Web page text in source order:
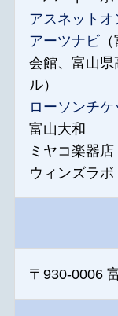
アスネットオ
アーツナビ（
会館、富山
ル）
ローソンチケ
富山大和
ミヤコ楽器店
ウィンズラボ
〒930-0006